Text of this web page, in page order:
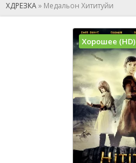
ХДРЕЗКА» Медальон Хититуйи
Хорошее (HD)